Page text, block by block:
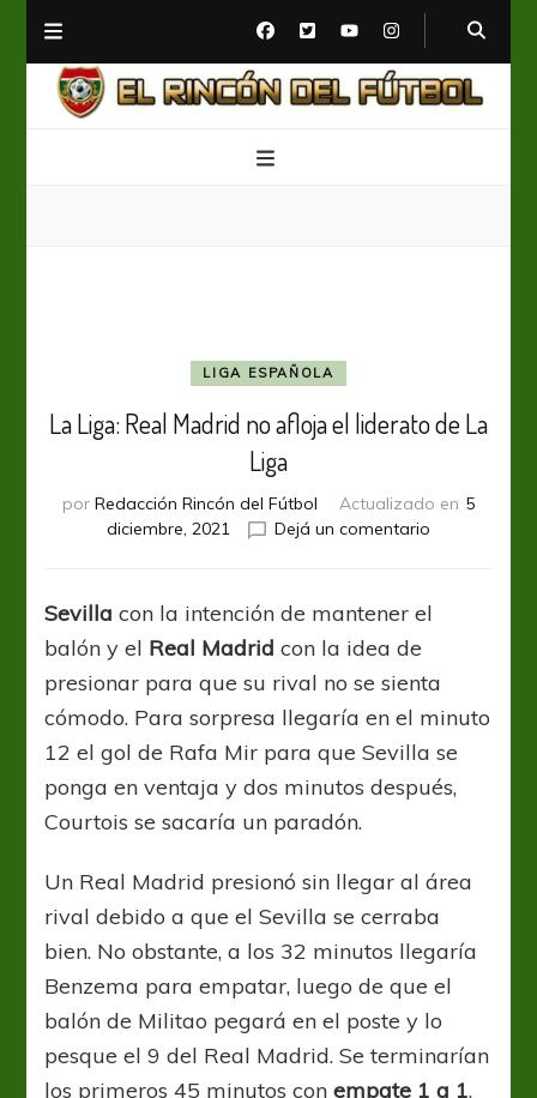
LIGA ESPAÑOLA
La Liga: Real Madrid no afloja el liderato de La
Liga
por Redacción Rincón del Fútbol Actualizado en 5
diciembre, 2021
Dejá un comentario
Real
Madrid
afloja
liderato
de
La
Liga
Sevilla con la intención de mantener el
balón y el Real Madrid con la idea de
presionar para que su rival no se sienta
cómodo. Para sorpresa llegaría en el minuto
12 el gol de Rafa Mir para que Sevilla se
ponga en ventaja y dos minutos después,
Courtois se sacaría un paradón.
Un Real Madrid presionó sin llegar al área
rival debido a que el Sevilla se cerraba
bien. No obstante, a los 32 minutos llegaría
Benzema para empatar, luego de que el
balón de Militao pegará en el poste y lo
pesque el 9 del Real Madrid. Se terminarían
los primeros 45 minutos conempate 1 a 1.